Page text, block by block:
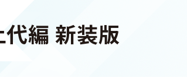
編 新装版